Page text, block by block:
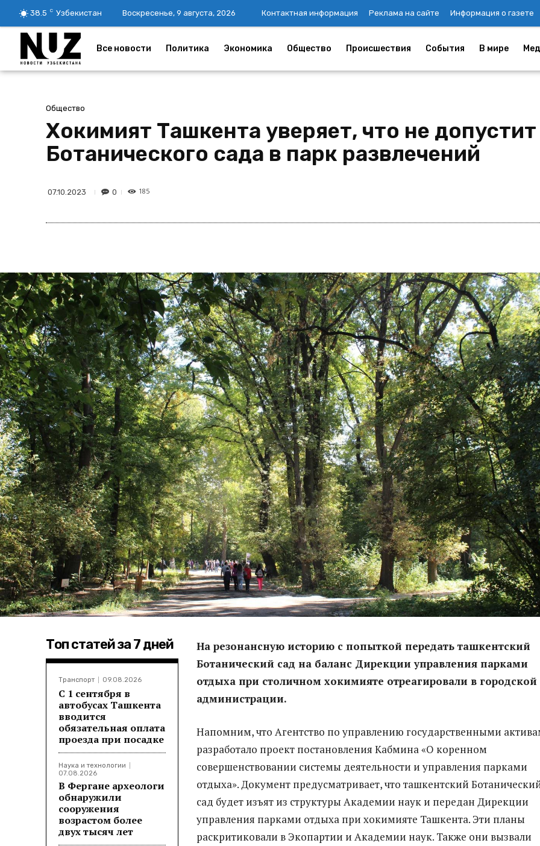
38.5 C Узбекистан Воскресенье, 9 августа, 2026 Контактная информация Реклама на сайте Информация о газете
Все новости Политика Экономика Общество Происшествия События В мире
Общество
Хокимият Ташкента уверяет, что не
Ботанического сада в парк развлечений
07.10.2023 0 185
Топ статей за 7 дней
Транспорт 09.08.2026
С 1 сентября в
автобусах Ташкента
вводится
обязательная оплата
проезда при посадке
Наука и технологии
07.08.2026
В Фергане археологи
обнаружили
сооружения
возрастом более
двух тысяч лет
На резонансную историю с попыткой передать ташкентский
Ботанический сад на баланс Дирекции управления парками
отдыха при столичном хокимияте отреагировали в городской
администрации.
Напомним, что Агентство по управлению государственными
разработало проект постановления Кабмина «О коренном
совершенствовании системы деятельности и управления парками
отдыха». Документ предусматривает, что ташкентский
сад будет изъят из структуры Академии наук и передан Дирекции
управления парками отдыха при хокимияте Ташкента. Эти планы
раскритиковали в Экопартии и Академии наук. Также они вызвали